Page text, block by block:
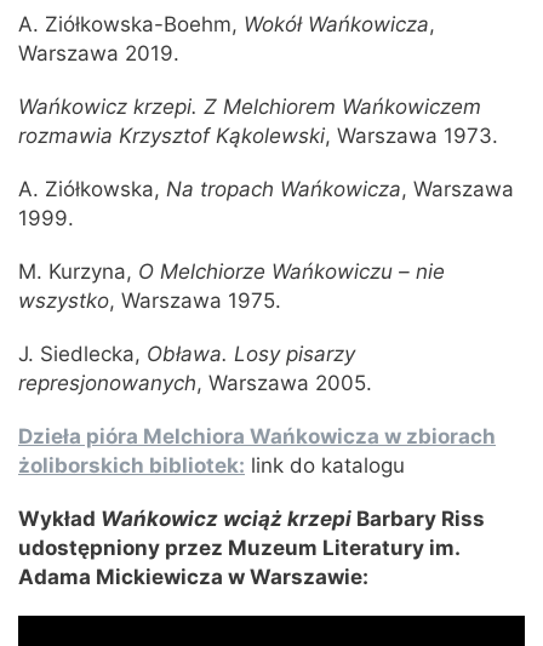
A. Ziółkowska-Boehm, Wokół Wańkowicza,
Warszawa 2019.
Wańkowicz krzepi. Z Melchiorem Wańkowiczem
rozmawia Krzysztof Kąkolewski, Warszawa 1973.
A. Ziółkowska, Na tropach Wańkowicza, Warszawa
1999.
M. Kurzyna, O Melchiorze Wańkowiczu – nie
wszystko, Warszawa 1975.
J. Siedlecka, Obława. Losy pisarzy
represjonowanych, Warszawa 2005.
Dzieła pióra Melchiora Wańkowicza w zbiorach
żoliborskich bibliotek: link do katalogu
Wykład Wańkowicz wciąż krzepi Barbary Riss
udostępniony przez Muzeum Literatury im.
Adama Mickiewicza w Warszawie: